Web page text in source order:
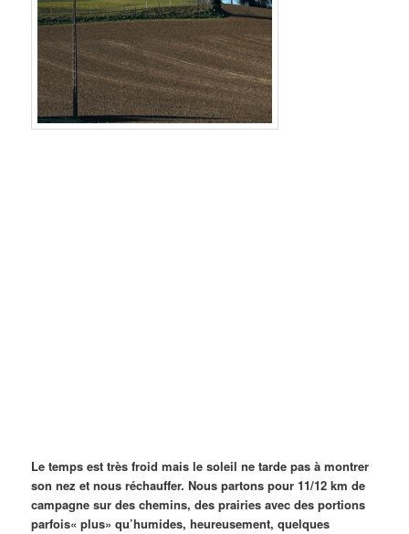
Le temps est très froid mais le soleil ne tarde pas à montrer
son nez et nous réchauffer. Nous partons pour 11/12 km de
campagne sur des chemins, des prairies avec des portions
parfois« plus» qu’humides, heureusement, quelques